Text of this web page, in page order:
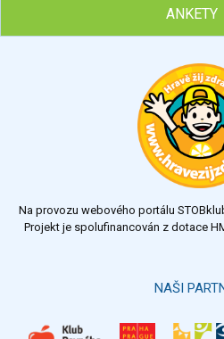
Hubněte s podporou lektorky a
Chcete poradit s hubnutím?
ANKETY
Výsledky
Na provozu webového portálu
Projekt je spolufinancován z dotace
NAŠI